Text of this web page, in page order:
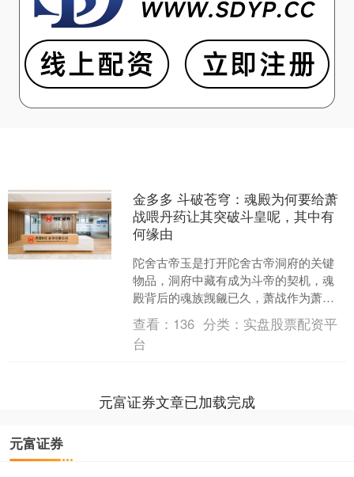
金多多 斗破苍穹：魂殿为何要给萧
战喂丹药让其突破斗皇呢，其中有
何缘由
陀舍古帝玉是打开陀舍古帝洞府的关键
物品，洞府中藏有成为斗帝的契机，魂
殿背后的魂族觊觎已久，萧战作为萧家
族长，魂殿认为他持有陀舍古帝玉，然
而抓走萧战后却未找到古玉....
查看： 136 分类： 实盘股票配资平
台
元富证券文章已加载完成
元富证券